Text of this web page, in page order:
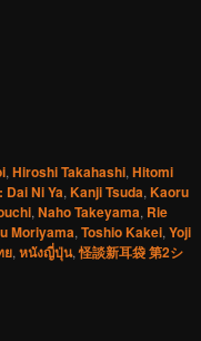
, Hiroshi Takahashi, Hitomi
Dai Ni Ya, Kanji Tsuda, Kaoru
, Naho Takeyama, Rie
Moriyama, Toshio Kakei, Yoji
ย, หนังญี่ปุ่น,怪談新耳袋 第2シ